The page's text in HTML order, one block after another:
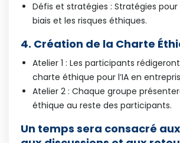
Défis et stratégies : Stratégies
biais et les risques éthiques.​
4. Création de la Charte
Atelier 1 : Les participants
charte éthique pour l’IA en
Atelier 2 : Chaque groupe
éthique au reste des participants.
Un temps sera consacré